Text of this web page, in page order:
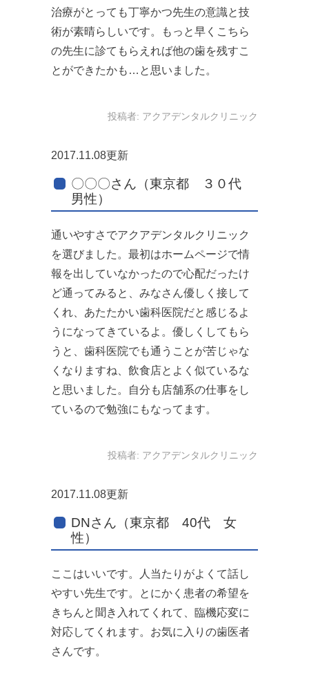
治療がとっても丁寧かつ先生の意識と技
術が素晴らしいです。もっと早くこちら
の先生に診てもらえれば他の歯を残すこ
とができたかも…と思いました。
投稿者: アクアデンタルクリニック
2017.11.08更新
〇〇〇さん（東京都 ３０代
男性）
通いやすさでアクアデンタルクリニック
を選びました。最初はホームページで情
報を出していなかったので心配だったけ
ど通ってみると、みなさん優しく接して
くれ、あたたかい歯科医院だと感じるよ
うになってきているよ。優しくしてもら
うと、歯科医院でも通うことが苦じゃな
くなりますね、飲食店とよく似ているな
と思いました。自分も店舗系の仕事をし
ているので勉強にもなってます。
投稿者: アクアデンタルクリニック
2017.11.08更新
DNさん（東京都 40代 女
性）
ここはいいです。人当たりがよくて話し
やすい先生です。とにかく患者の希望を
きちんと聞き入れてくれて、臨機応変に
対応してくれます。お気に入りの歯医者
さんです。